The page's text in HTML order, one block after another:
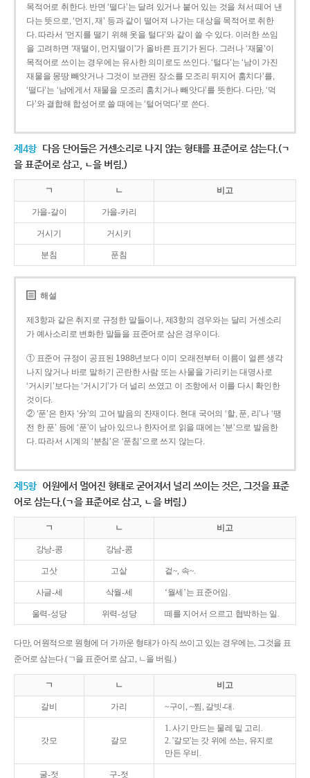
목적어로 취한다. 반면 ‘떨다’는 달려 있거나 붙어 있는 것을 쳐서 떼어 낸
다는 뜻으로, ‘먼지, 재’ 등과 같이 떨어져 나가는 대상을 목적어로 취한
다. 따라서 ‘먼지를 떨기 위해 옷을 털다’와 같이 쓸 수 있다. 이러한 쓰임
을 고려하면 ‘재떨이, 먼지떨이’가 올바른 표기가 된다. 그러나 ‘재물’이
목적어로 쓰이는 경우에는 유사한 의미로도 쓰인다. ‘털다’는 ‘남이 가진
재물을 몽땅 빼앗거나 그것이 보관된 장소를 모조리 뒤지어 훔치다’를,
‘떨다’는 ‘남에게서 재물을 모조리 훔치거나 빼앗다’를 뜻한다. 다만, ‘먹
다’와 결합해 합성어로 쓸 때에는 ‘털어먹다’로 쓴다.
제4항 다음 단어들은 거센소리로 나지 않는 형태를 표준어로 삼는다.(ㄱ
을 표준어로 삼고, ㄴ을 버림.)
ㄱ ㄴ 비고
가을-갈이 가을-카리
거시기 거시키
분침 푼침
해설
제3항과 같은 취지로 규정한 말들이나, 제3항의 경우와는 달리 거센소리
가 예사소리로 변화한 말들을 표준어로 삼은 경우이다.
① 표준어 규정이 공표된 1988년보다 이미 오래전부터 이름이 얼른 생각
나지 않거나 바로 말하기 곤란한 사람 또는 사물을 가리키는 대명사로
‘거시키’보다는 ‘거시기’가 더 널리 쓰였고 이 조항에서 이를 다시 확인한
것이다.
② ‘푼’은 한자 ‘分’의 고어 발음의 잔재이다. 현대 국어의 ‘할, 푼, 리’나 ‘땡
전 한 푼’ 등에 ‘푼’이 남아 있으나 한자어로 읽을 때에는 ‘분’으로 발음한
다. 따라서 시계의 ‘분침’은 ‘푼침’으로 쓰지 않는다.
제5항 어원에서 멀어진 형태로 굳어져서 널리 쓰이는 것은, 그것을 표준
어로 삼는다.(ㄱ을 표준어로 삼고, ㄴ을 버림.)
ㄱ ㄴ 비고
강낭-콩 강남-콩
고삿 고샅 겉~, 속~.
사글-세 삭월-세 ‘월세’는 표준어임.
울력-성당 위력-성당 떼를 지어서 으르고 협박하는 일.
다만, 어원적으로 원형에 더 가까운 형태가 아직 쓰이고 있는 경우에는, 그것을 표
준어로 삼는다.(ㄱ을 표준어로 삼고, ㄴ을 버림.)
ㄱ ㄴ 비고
갈비 가리 ~구이, ~찜, 갈빗-대.
갓모 갈모
1. 사기 만드는 물레 밑 고리.
2. '갈모'는 갓 위에 쓰는, 유지로
만든 우비.
굴-젓 구-젓